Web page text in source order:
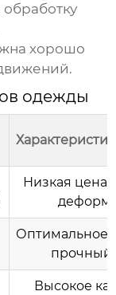
хорошо
одежды
Низкая
Оптимальное
прочный
Высокое